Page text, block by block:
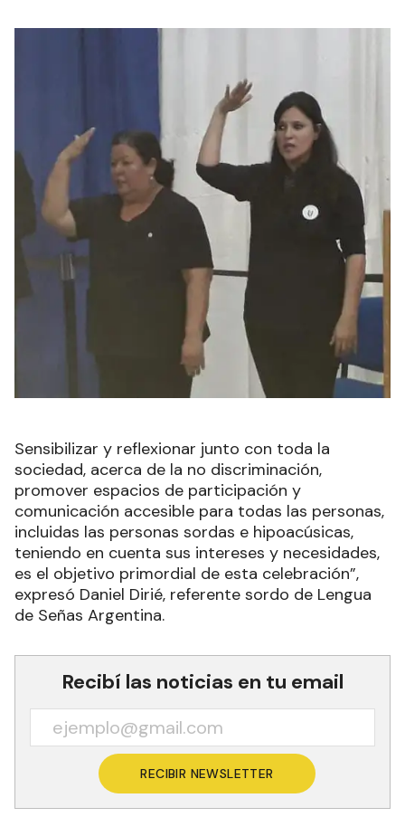
Sensibilizar y reflexionar junto con toda la
sociedad, acerca de la no discriminación,
promover espacios de participación y
comunicación accesible para todas las personas,
incluidas las personas sordas e hipoacúsicas,
teniendo en cuenta sus intereses y necesidades,
es el objetivo primordial de esta celebración”,
expresó Daniel Dirié, referente sordo de Lengua
de Señas Argentina.
Recibí las noticias en tu email
RECIBIR NEWSLETTER